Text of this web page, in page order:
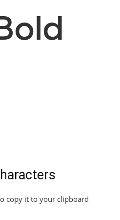
copy it to your clipboard